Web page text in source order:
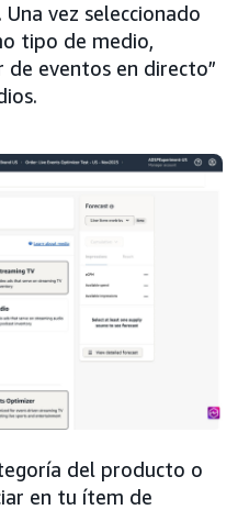
vez seleccionado
tipo de medio,
de eventos en directo”
del producto o
en tu ítem de